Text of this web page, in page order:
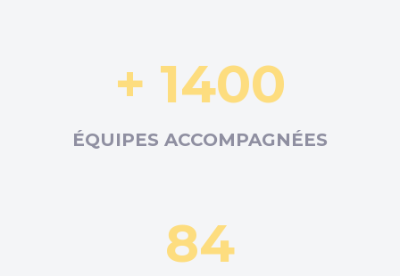
+ 1400
ÉQUIPES ACCOMPAGNÉES
84